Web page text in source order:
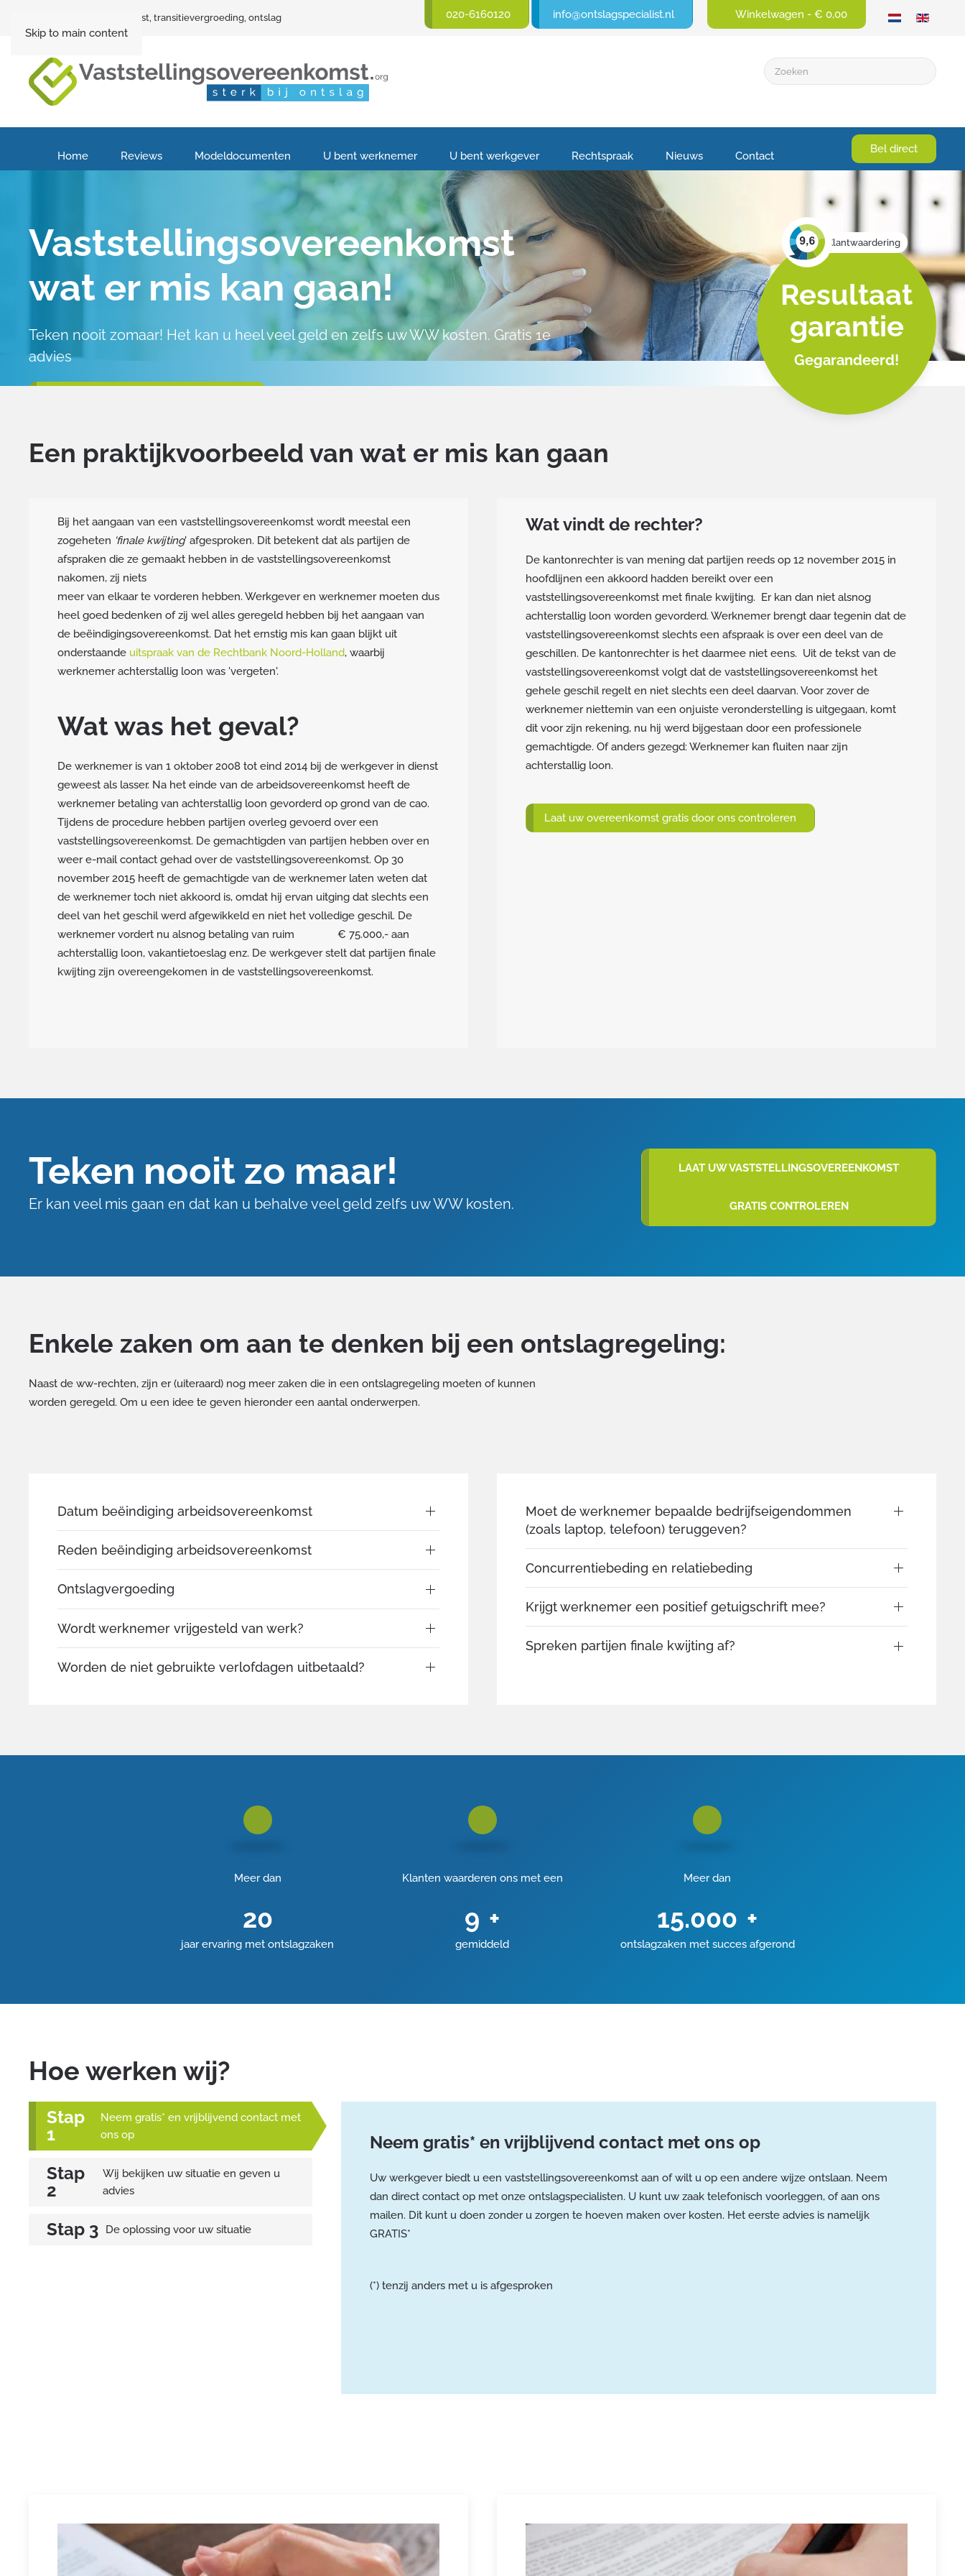
Skip to main content
Vaststellingsovereenkomst, transitievergroeding, ontslag 020-6160120 info@ontslagspecialist.nl Winkelwagen - € 0,00
Home Reviews Modeldocumenten U bent werknemer U bent werkgever Rechtspraak Nieuws Contact
Bel direct
Vaststellingsovereenkomst
wat er mis kan gaan!
Teken nooit zomaar! Het kan u heel veel geld en zelfs uw WW kosten. Gratis 1e
advies
Resultaat
garantie
Gegarandeerd!
Klantwaardering
Een praktijkvoorbeeld van wat er mis kan gaan
Bij het aangaan van een vaststellingsovereenkomst wordt meestal een
zogeheten 'finale kwijting' afgesproken. Dit betekent dat als partijen de
afspraken die ze gemaakt hebben in de vaststellingsovereenkomst
nakomen, zij niets
meer van elkaar te vorderen hebben. Werkgever en werknemer moeten dus
heel goed bedenken of zij wel alles geregeld hebben bij het aangaan van
de beëindigingsovereenkomst. Dat het ernstig mis kan gaan blijkt uit
onderstaande uitspraak van de Rechtbank Noord-Holland, waarbij
werknemer achterstallig loon was 'vergeten'.
Wat was het geval?
De werknemer is van 1 oktober 2008 tot eind 2014 bij de werkgever in dienst
geweest als lasser. Na het einde van de arbeidsovereenkomst heeft de
werknemer betaling van achterstallig loon gevorderd op grond van de cao.
Tijdens de procedure hebben partijen overleg gevoerd over een
vaststellingsovereenkomst. De gemachtigden van partijen hebben over en
weer e-mail contact gehad over de vaststellingsovereenkomst. Op 30
november 2015 heeft de gemachtigde van de werknemer laten weten dat
de werknemer toch niet akkoord is, omdat hij ervan uitging dat slechts een
deel van het geschil werd afgewikkeld en niet het volledige geschil. De
werknemer vordert nu alsnog betaling van ruim € 75.000,- aan
achterstallig loon, vakantietoeslag enz. De werkgever stelt dat partijen finale
kwijting zijn overeengekomen in de vaststellingsovereenkomst.
Wat vindt de rechter?
De kantonrechter is van mening dat partijen reeds op 12 november 2015 in
hoofdlijnen een akkoord hadden bereikt over een
vaststellingsovereenkomst met finale kwijting. Er kan dan niet alsnog
achterstallig loon worden gevorderd. Werknemer brengt daar tegenin dat de
vaststellingsovereenkomst slechts een afspraak is over een deel van de
geschillen. De kantonrechter is het daarmee niet eens. Uit de tekst van de
vaststellingsovereenkomst volgt dat de vaststellingsovereenkomst het
gehele geschil regelt en niet slechts een deel daarvan. Voor zover de
werknemer niettemin van een onjuiste veronderstelling is uitgegaan, komt
dit voor zijn rekening, nu hij werd bijgestaan door een professionele
gemachtigde. Of anders gezegd: Werknemer kan fluiten naar zijn
achterstallig loon.
Laat uw overeenkomst gratis door ons controleren
Teken nooit zo maar!
Er kan veel mis gaan en dat kan u behalve veel geld zelfs uw WW kosten.
LAAT UW VASTSTELLINGSOVEREENKOMST
GRATIS CONTROLEREN
Enkele zaken om aan te denken bij een ontslagregeling:
Naast de ww-rechten, zijn er (uiteraard) nog meer zaken die in een ontslagregeling moeten of kunnen
worden geregeld. Om u een idee te geven hieronder een aantal onderwerpen.
Datum beëindiging arbeidsovereenkomst
Reden beëindiging arbeidsovereenkomst
Ontslagvergoeding
Wordt werknemer vrijgesteld van werk?
Worden de niet gebruikte verlofdagen uitbetaald?
Moet de werknemer bepaalde bedrijfseigendommen
(zoals laptop, telefoon) teruggeven?
Concurrentiebeding en relatiebeding
Krijgt werknemer een positief getuigschrift mee?
Spreken partijen finale kwijting af?
Meer dan
20
jaar ervaring met ontslagzaken
Klanten waarderen ons met een
9 +
gemiddeld
Meer dan
15.000 +
ontslagzaken met succes afgerond
Hoe werken wij?
Neem gratis* en vrijblijvend contact met
ons op
Wij bekijken uw situatie en geven u
advies
De oplossing voor uw situatie
Neem gratis* en vrijblijvend contact met ons op
Uw werkgever biedt u een vaststellingsovereenkomst aan of wilt u op een andere wijze ontslaan. Neem
dan direct contact op met onze ontslagspecialisten. U kunt uw zaak telefonisch voorleggen, of aan ons
mailen. Dit kunt u doen zonder u zorgen te hoeven maken over kosten. Het eerste advies is namelijk
GRATIS*
(*) tenzij anders met u is afgesproken